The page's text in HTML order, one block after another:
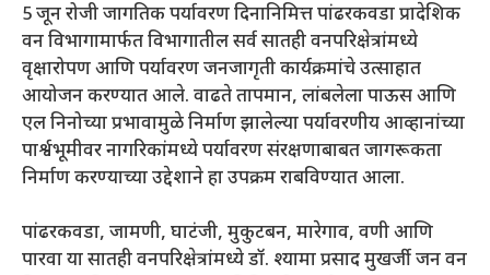
5 जून रोजी जागतिक पर्यावरण दिनानिमित्त पांढरकवडा प्रादेशिक
वन विभागामार्फत विभागातील सर्व सातही वनपरिक्षेत्रांमध्ये
वृक्षारोपण आणि पर्यावरण जनजागृती कार्यक्रमांचे उत्साहात
आयोजन करण्यात आले. वाढते तापमान, लांबलेला पाऊस आणि
एल निनोच्या प्रभावामुळे निर्माण झालेल्या पर्यावरणीय आव्हानांच्या
पार्श्वभूमीवर नागरिकांमध्ये पर्यावरण संरक्षणाबाबत जागरूकता
निर्माण करण्याच्या उद्देशाने हा उपक्रम राबविण्यात आला.
पांढरकवडा, जामणी, घाटंजी, मुकुटबन, मारेगाव, वणी आणि
पारवा या सातही वनपरिक्षेत्रांमध्ये डॉ. श्यामा प्रसाद मुखर्जी जन वन